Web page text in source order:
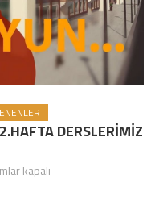
DERSLERİMİZ
HELAL MEDRESEMİZDE
kapalı